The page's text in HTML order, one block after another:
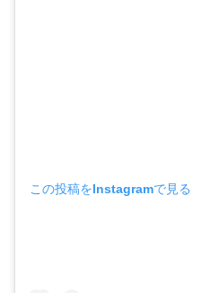
この投稿をInstagramで見る